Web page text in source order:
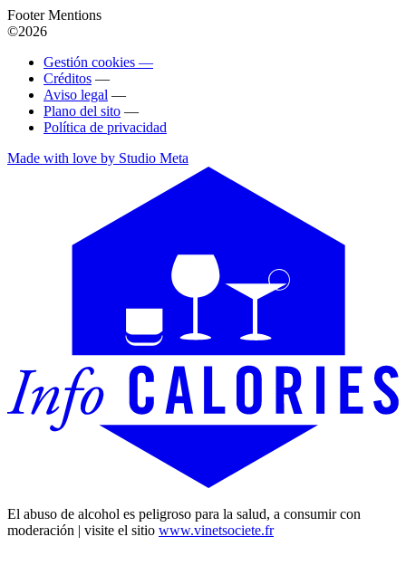
Footer Mentions
©2026
Gestión cookies —
Créditos —
Aviso legal —
Plano del sito —
Política de privacidad
Made with love by Studio Meta
El abuso de alcohol es peligroso para la salud, a consumir con
moderación | visite el sitio www.vinetsociete.fr